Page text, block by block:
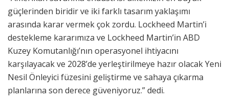
güçlerinden biridir ve iki farklı tasarım yaklaşımı
arasında karar vermek çok zordu. Lockheed Martin’i
destekleme kararımıza ve Lockheed Martin’in ABD
Kuzey Komutanlığı’nın operasyonel ihtiyacını
karşılayacak ve 2028’de yerleştirilmeye hazır olacak Yeni
Nesil Önleyici füzesini geliştirme ve sahaya çıkarma
planlarına son derece güveniyoruz.” dedi.